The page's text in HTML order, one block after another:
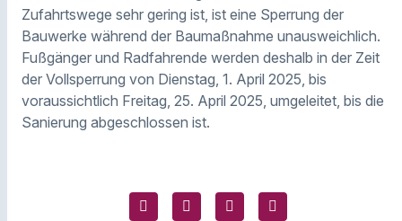
Zufahrtswege sehr gering ist, ist eine Sperrung der
Bauwerke während der Baumaßnahme unausweichlich.
Fußgänger und Radfahrende werden deshalb in der Zeit
der Vollsperrung von Dienstag, 1. April 2025, bis
voraussichtlich Freitag, 25. April 2025, umgeleitet, bis die
Sanierung abgeschlossen ist.